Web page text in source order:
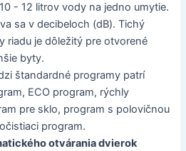
- 12 litrov vody na jedno umytie.
sa v decibeloch (dB). Tichý
riadu je dôležitý pre otvorené
byty.
štandardné programy patrí
ECO program, rýchly
pre sklo, program s polovičnou
program.
otvárania dvierok